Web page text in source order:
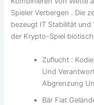
Spieler Verbergen . Die
bezeugt IT Stabilität
der Krypto-Spiel
Zuflucht :
Und
Abgrenzung
Bär Fiat